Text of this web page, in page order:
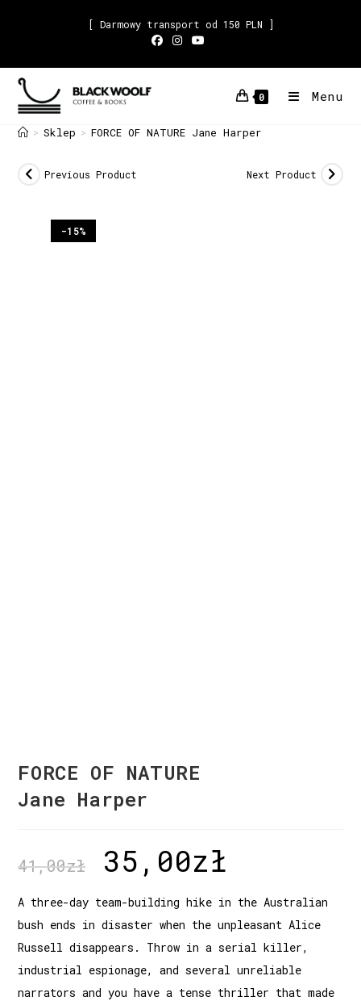
[ Darmowy transport od 150 PLN ]
0 Menu
> Sklep > FORCE OF NATURE Jane Harper
-15%
Previous Product Next Product
FORCE OF NATURE
Jane Harper
41,00zł 35,00zł
A three-day team-building hike in the Australian
bush ends in disaster when the unpleasant Alice
Russell disappears. Throw in a serial killer,
industrial espionage, and several unreliable
narrators and you have a tense thriller that made